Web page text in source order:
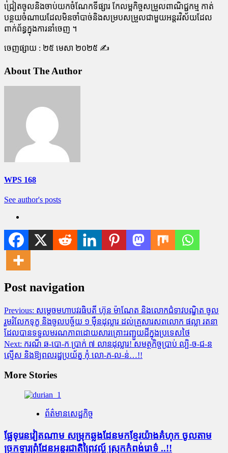
ជ្រៀតចូលនិងចាប់យកចំណែកទីផ្សារ កែលម្អកិច្ចសម្រួលពាណិជ្ជកម្ម កាត់
បន្ថយចំណាយដែលមិនចាំបាច់និងសម្របសម្រួលជាមួយអន្តរវិស័យដែល
ពាក់ព័ន្ធក្នុងការនាំចេញ ។
ចេញផ្សាយ : ២៥ មេសា ២០២៥​ ✍️
About The Author
WPS 168
See author's posts
Post navigation
Previous: សម្តេចមហាបវរធិបតី ហ៊ុន ម៉ាណែត និងលោកជំទាវបណ្ឌិត ចូល
រួមរំលែកទុក្ខ និងចូលបច្ច័យ ១ ម៉ឺនដុល្លារ ដល់គ្រួសារសពលោក ផល្លា រតនា
ដែលបានទទួលមរណភាពដោយសារគ្រោះរញ្ជួយដីក្នុងប្រទេសថៃ
Next: ករណី ឆ-បោ-ក ប្រាក់ ៧ លានដុល្លារ! សមត្ថកិច្ចប្រាប់ ល្បិ-ច-ជ-ន
ល្មើស ​និង​​ឱ្យ​ពល​​រដ្ឋ​​ប្រយ័ត្ន កុំ​ លោ-ភ-ល-ន់…!!
More Stories
ព័ត៌មានសេដ្ឋកិច្ច
ផ្លែ​ទុរេន​វៀតណាម សម្រុក​ឆ្លង​ដែន​មក​ខ្មែរ​យ៉ាង​គំហុក ចូល​តាម​
ច្រក​ទ្វារ​ព្រំដែន​អន្តរជាតិព្រៃ​វ​ល្ល៍ ស្រុក​កំពង់​រោ​ទ៌ ..!!